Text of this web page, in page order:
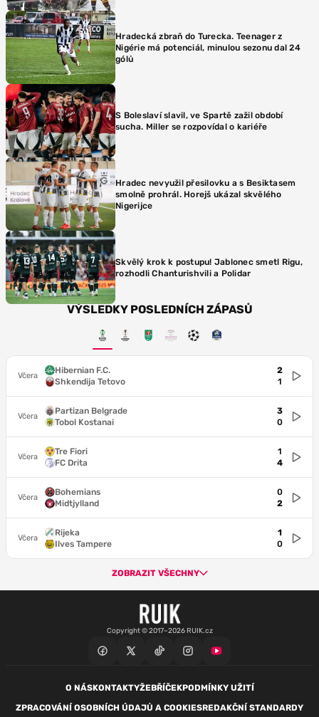
Hradecká zbraň do Turecka. Teenager z
Nigérie má potenciál, minulou sezonu dal 24
gólů
S Boleslaví slavil, ve Spartě zažil období
sucha. Miller se rozpovídal o kariéře
Hradec nevyužil přesilovku a s Besiktasem
smolně prohrál. Horejš ukázal skvělého
Nigerijce
Skvělý krok k postupu! Jablonec smetl Rigu,
rozhodli Chanturishvili a Polidar
VÝSLEDKY POSLEDNÍCH ZÁPASŮ
Včera
Hibernian F.C.
Shkendija Tetovo
2
1
Včera
Partizan Belgrade
Tobol Kostanai
3
0
Včera
Tre Fiori
FC Drita
1
4
Včera
Bohemians
Midtjylland
0
2
Včera
Rijeka
Ilves Tampere
1
0
ZOBRAZIT VŠECHNY
Copyright © 2017–2026 RUIK.cz
O NÁSKONTAKTYŽEBŘÍČEKPODMÍNKY UŽITÍ
ZPRACOVÁNÍ OSOBNÍCH ÚDAJŮ A COOKIESREDAKČNÍ STANDARDY